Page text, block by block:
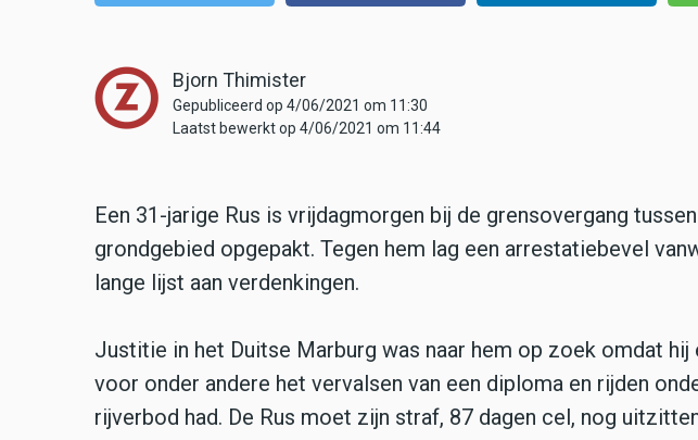
Bjorn Thimister
Gepubliceerd op 4/06/2021 om 11:30
Laatst bewerkt op 4/06/2021 om 11:44
Een 31-jarige Rus is vrijdagmorgen bij de grensovergang
grondgebied opgepakt. Tegen hem lag een arrestatiebevel
lange lijst aan verdenkingen.
Justitie in het Duitse Marburg was naar hem op zoek omdat
voor onder andere het vervalsen van een diploma en rijden
rijverbod had. De Rus moet zijn straf, 87 dagen cel, nog